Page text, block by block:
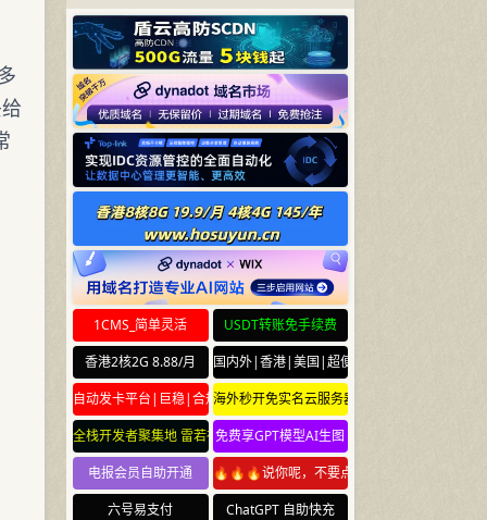
1CMS_简单灵活
USDT转账免手续费
香港2核2G 8.88/月
国内外|香港|美国|超便宜云服务器
自动发卡平台|巨稳|合规海外秒开免实名云服务器
全栈开发者聚集地 雷若社区 leiruo.com
免费享GPT模型AI生图
电报会员自助开通
🔥🔥🔥说你呢，不要点🔥🔥🔥
六号易支付
ChatGPT 自助快充